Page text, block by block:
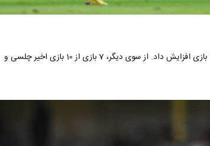
منچستریونایتد روند شکست ناپذیری خود مقابل چلسی را به 10 بازی افزایش داد. از سوی دیگر، 7 بازی از 10 بازی اخیر چلسی و